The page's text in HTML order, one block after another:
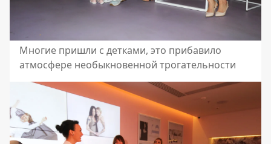
Многие пришли с детками, это прибавило
атмосфере необыкновенной трогательности